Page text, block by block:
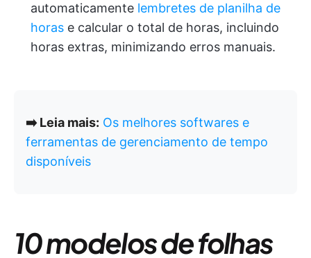
automaticamente lembretes de planilha de
horas e calcular o total de horas, incluindo
horas extras, minimizando erros manuais.
➡️ Leia mais: Os melhores softwares e
ferramentas de gerenciamento de tempo
disponíveis
10 modelos de folhas